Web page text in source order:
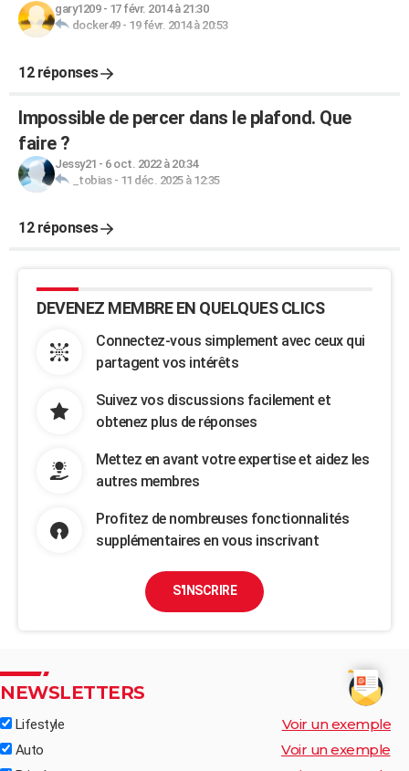
gary1209- 17 févr. 2014 à 21:30
docker49- 19 févr. 2014 à 20:53
12 réponses
Impossible de percer dans le plafond. Que
faire ?
Jessy21 - 6 oct. 2022 à 20:34
_tobias- 11 déc. 2025 à 12:35
12 réponses
DEVENEZ MEMBRE EN QUELQUES CLICS
Connectez-vous simplement avec ceux qui
partagent vos intérêts
Suivez vos discussions facilement et
obtenez plus de réponses
Mettez en avant votre expertise et aidez les
autres membres
Profitez de nombreuses fonctionnalités
supplémentaires en vous inscrivant
S'INSCRIRE
NEWSLETTERS
Lifestyle Voir un exemple
Auto Voir un exemple